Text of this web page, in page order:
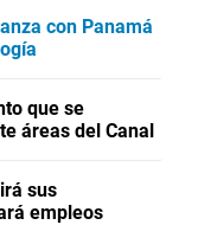
con Panamá
que se
áreas del Canal
sus
empleos